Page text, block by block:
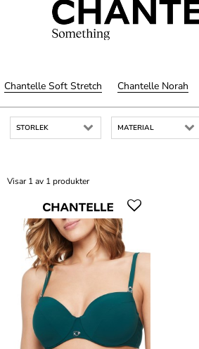
Chantelle Soft Stretch Chantelle Norah
STORLEK MATERIAL
Visar 1 av 1 produkter